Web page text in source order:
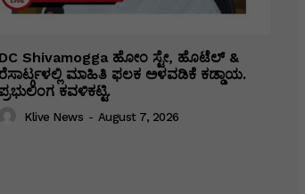
DC Shivamogga ಹೋಂ ಸ್ಟೇ, ಹೊಟೆಲ್ &
ರೆಸಾರ್ಟ್ಗಳಲ್ಲಿ ಮಾಹಿತಿ ಫಲಕ ಅಳವಡಿಕೆ ಕಡ್ಡಾಯ.
ಪ್ರಭುಲಿಂಗ ಕವಳಿಕಟ್ಟಿ.
Klive News - August 7, 2026